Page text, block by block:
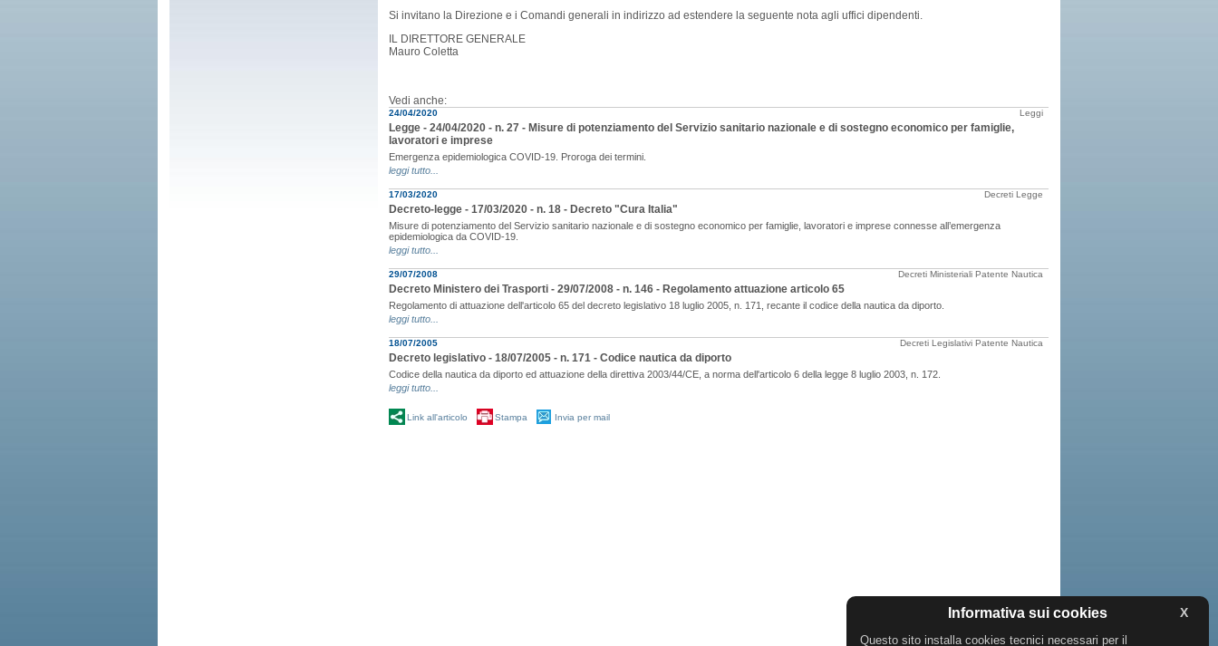
Si invitano la Direzione e i Comandi generali in indirizzo ad estendere la seguente nota agli uffici dipendenti.
IL DIRETTORE GENERALE
Mauro Coletta
Vedi anche:
24/04/2020 Leggi
Legge - 24/04/2020 - n. 27 - Misure di potenziamento del Servizio sanitario nazionale e di sostegno economico per famiglie,
lavoratori e imprese
Emergenza epidemiologica COVID-19. Proroga dei termini.
leggi tutto...
17/03/2020 Decreti Legge
Decreto-legge - 17/03/2020 - n. 18 - Decreto "Cura Italia"
Misure di potenziamento del Servizio sanitario nazionale e di sostegno economico per famiglie, lavoratori e imprese connesse all’emergenza
epidemiologica da COVID-19.
leggi tutto...
29/07/2008 Decreti Ministeriali Patente Nautica
Decreto Ministero dei Trasporti - 29/07/2008 - n. 146 - Regolamento attuazione articolo 65
Regolamento di attuazione dell'articolo 65 del decreto legislativo 18 luglio 2005, n. 171, recante il codice della nautica da diporto.
leggi tutto...
18/07/2005 Decreti Legislativi Patente Nautica
Decreto legislativo - 18/07/2005 - n. 171 - Codice nautica da diporto
Codice della nautica da diporto ed attuazione della direttiva 2003/44/CE, a norma dell'articolo 6 della legge 8 luglio 2003, n. 172.
leggi tutto...
Link all'articolo Stampa Invia per mail
Informativa sui cookies X
Questo sito installa cookies tecnici necessari per il